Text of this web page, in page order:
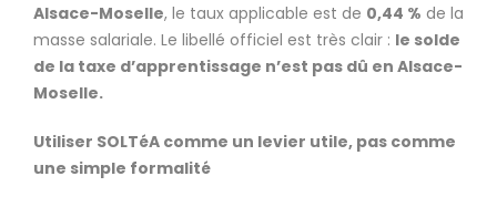
Alsace-Moselle, le taux applicable est de 0,44 % de la
masse salariale. Le libellé officiel est très clair : le solde
de la taxe d’apprentissage n’est pas dû en Alsace-
Moselle.
Utiliser SOLTéA comme un levier utile, pas comme
une simple formalité